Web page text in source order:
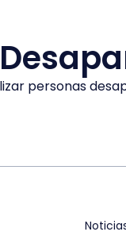
personas